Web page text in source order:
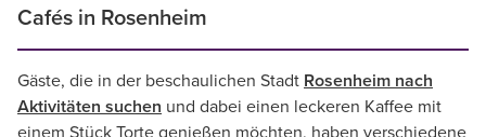
Cafés in Rosenheim
Gäste, die in der beschaulichen Stadt Rosenheim nach
Aktivitäten suchen und dabei einen leckeren Kaffee mit